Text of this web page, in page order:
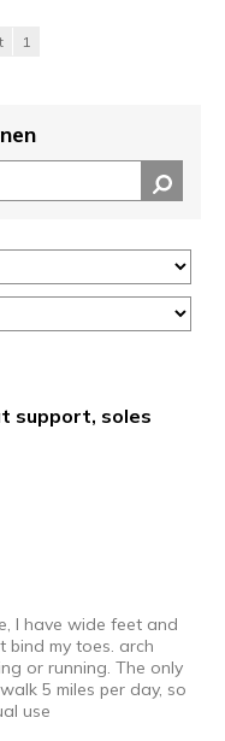
1
support, soles
I have wide feet and
my toes. arch
or running. The only
5 miles per day, so
use